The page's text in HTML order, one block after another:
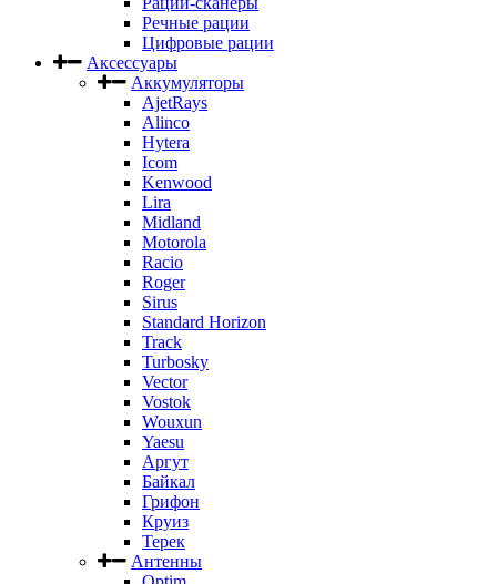
Речные рации
Цифровые рации
Аксессуары
Аккумуляторы
AjetRays
Alinco
Hytera
Icom
Kenwood
Lira
Midland
Motorola
Racio
Roger
Sirus
Standard Horizon
Track
Turbosky
Vector
Vostok
Wouxun
Yaesu
Аргут
Байкал
Грифон
Круиз
Терек
Антенны